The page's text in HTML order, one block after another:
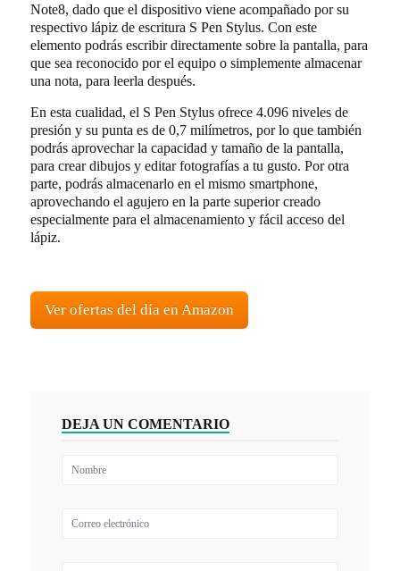
Note8, dado que el dispositivo viene acompañado por su
respectivo lápiz de escritura S Pen Stylus. Con este
elemento podrás escribir directamente sobre la pantalla, para
que sea reconocido por el equipo o simplemente almacenar
una nota, para leerla después.
En esta cualidad, el S Pen Stylus ofrece 4.096 niveles de
presión y su punta es de 0,7 milímetros, por lo que también
podrás aprovechar la capacidad y tamaño de la pantalla,
para crear dibujos y editar fotografías a tu gusto. Por otra
parte, podrás almacenarlo en el mismo smartphone,
aprovechando el agujero en la parte superior creado
especialmente para el almacenamiento y fácil acceso del
lápiz.
Ver ofertas del día en Amazon
DEJA UN COMENTARIO